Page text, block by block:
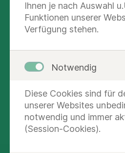
Mehr lesen
medtropole
Unsere Fachzeitschrift für
Mehr lesen
Ihnen je nach Auswahl
Funktionen unserer
Verfügung stehen.
Notwendig
Diese Cookies sind für
unserer Websites
notwendig und immer
(Session-Cookies).